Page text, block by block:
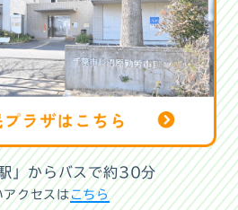
」からバスで約30分
アクセスはこちら